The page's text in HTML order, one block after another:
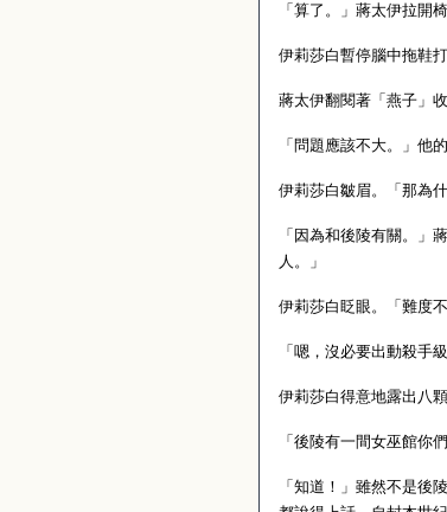
「算了。」蔣太伊拉開
伊莉莎白暫停腦中拖鞋
蔣太伊翻閱著「燕子」
「問題應該不大。」他
伊莉莎白皺眉。「那為
「因為和後陵有關。」
人。」
伊莉莎白眨眼。「難度不
「嗯，沒必要出動殺手級
伊莉莎白得意地露出八
「後陵有一間女巫館你
「知道！」雖然不是後